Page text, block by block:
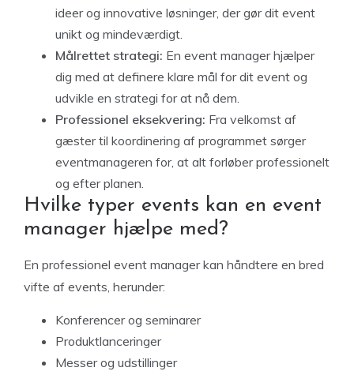
ideer og innovative løsninger, der gør dit event
unikt og mindeværdigt.
Målrettet strategi: En event manager hjælper
dig med at definere klare mål for dit event og
udvikle en strategi for at nå dem.
Professionel eksekvering: Fra velkomst af
gæster til koordinering af programmet sørger
eventmanageren for, at alt forløber professionelt
og efter planen.
Hvilke typer events kan en event
manager hjælpe med?
En professionel event manager kan håndtere en bred
vifte af events, herunder:
Konferencer og seminarer
Produktlanceringer
Messer og udstillinger